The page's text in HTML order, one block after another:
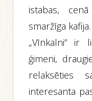
istabas,
smaržīga kafija.
„Vīnkalni” ir
ģimeni,
relaksēties
interesanta